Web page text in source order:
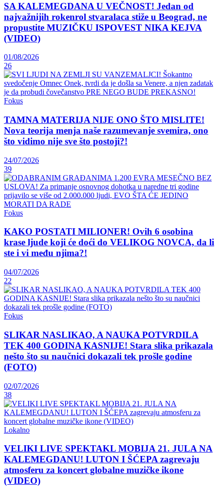
SA KALEMEGDANA U VEČNOST! Jedan od
najvažnijih rokenrol stvaralaca stiže u Beograd, ne
propustite MUZIČKU ISPOVEST NIKA KEJVA
(VIDEO)
01/08/2026
26
Fokus
TAMNA MATERIJA NIJE ONO ŠTO MISLITE!
Nova teorija menja naše razumevanje svemira, ono
što vidimo nije sve što postoji?!
24/07/2026
39
Fokus
KAKO POSTATI MILIONER! Ovih 6 osobina
krase ljude koji će doći do VELIKOG NOVCA, da li
ste i vi među njima?!
04/07/2026
22
Fokus
SLIKAR NASLIKAO, A NAUKA POTVRDILA
TEK 400 GODINA KASNIJE! Stara slika prikazala
nešto što su naučnici dokazali tek prošle godine
(FOTO)
02/07/2026
38
Lokalno
VELIKI LIVE SPEKTAKL MOBIJA 21. JULA NA
KALEMEGDANU! LUTON I ŠĆEPA zagrevaju
atmosferu za koncert globalne muzičke ikone
(VIDEO)